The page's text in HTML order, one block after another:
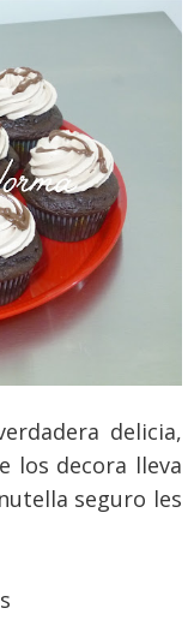
delicia,
los decora lleva
seguro les